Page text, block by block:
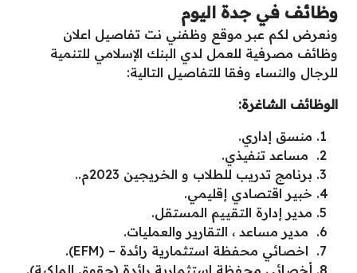
وظائف في جدة اليوم
ونعرض لكم عبر موقع وظفني نت تفاصيل اعلان
وظائف مصرفية للعمل لدي البنك الإسلامي للتنمية
للرجال والنساء وفقا للتفاصيل التالية:
الوظائف الشاغرة:
منسق إداري.
مساعد تنفيذي.
برنامج تدريب للطلاب و الخريجين 2023م..
خبير اقتصادي إقليمي.
مدير إدارة التقييم المستقل.
مدير مساعد ، التقارير والعمليات.
اخصائي محفظة استثمارية رائدة – (EFM).
أخصائي محفظة استثمارية رائدة (حقوق الملكية).